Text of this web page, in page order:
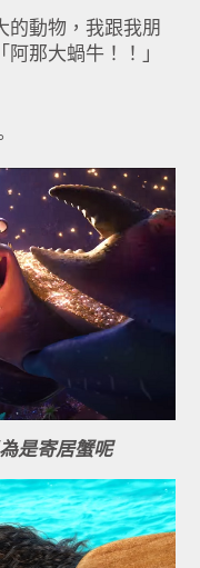
的動物，我跟我朋
那大蝸牛！！」
是寄居蟹呢